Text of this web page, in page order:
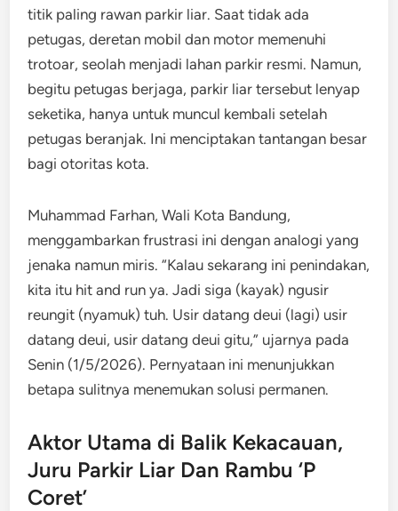
titik paling rawan parkir liar. Saat tidak ada
petugas, deretan mobil dan motor memenuhi
trotoar, seolah menjadi lahan parkir resmi. Namun,
begitu petugas berjaga, parkir liar tersebut lenyap
seketika, hanya untuk muncul kembali setelah
petugas beranjak. Ini menciptakan tantangan besar
bagi otoritas kota.
Muhammad Farhan, Wali Kota Bandung,
menggambarkan frustrasi ini dengan analogi yang
jenaka namun miris. “Kalau sekarang ini penindakan,
kita itu hit and run ya. Jadi siga (kayak) ngusir
reungit (nyamuk) tuh. Usir datang deui (lagi) usir
datang deui, usir datang deui gitu,” ujarnya pada
Senin (1/5/2026). Pernyataan ini menunjukkan
betapa sulitnya menemukan solusi permanen.
Aktor Utama di Balik Kekacauan,
Juru Parkir Liar Dan Rambu ‘P
Coret’